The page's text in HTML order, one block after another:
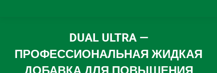
DUAL ULTRA —
ПРОФЕССИОНАЛЬНАЯ ЖИДКАЯ